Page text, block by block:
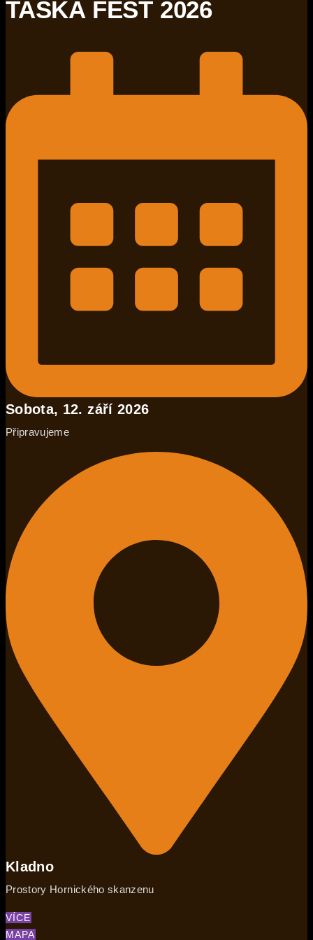
TAŠKA FEST 2026
Sobota, 12. září 2026
Připravujeme
Kladno
Prostory Hornického skanzenu
VÍCE
MAPA